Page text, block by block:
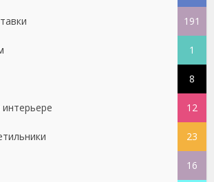
191
1
8
12
23
16